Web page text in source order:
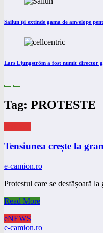
Sailun își extinde gama de anvelope
Lars Ljungström a fost numit director
Tag: PROTESTE
Tensiunea crește la
e-camion.ro
Protestul care se desfășoară
Read More
eNEWS
e-camion.ro